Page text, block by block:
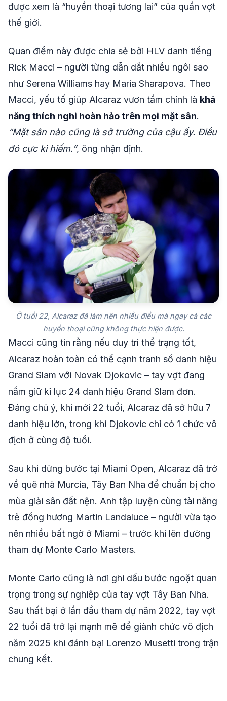
được xem là “huyền thoại tương lai” của quần vợt
thế giới.
Quan điểm này được chia sẻ bởi HLV danh tiếng
Rick Macci – người từng dẫn dắt nhiều ngôi sao
như Serena Williams hay Maria Sharapova. Theo
Macci, yếu tố giúp Alcaraz vươn tầm chính là khả
năng thích nghi hoàn hảo trên mọi mặt sân.
“Mặt sân nào cũng là sở trường của cậu ấy. Điều
đó cực kì hiếm.”, ông nhận định.
Ở tuổi 22, Alcaraz đã làm nên nhiều điều mà ngay cả các
huyền thoại cũng không thực hiện được.
Macci cũng tin rằng nếu duy trì thể trạng tốt,
Alcaraz hoàn toàn có thể cạnh tranh số danh hiệu
Grand Slam với Novak Djokovic – tay vợt đang
nắm giữ kỉ lục 24 danh hiệu Grand Slam đơn.
Đáng chú ý, khi mới 22 tuổi, Alcaraz đã sở hữu 7
danh hiệu lớn, trong khi Djokovic chỉ có 1 chức vô
địch ở cùng độ tuổi.
Sau khi dừng bước tại Miami Open, Alcaraz đã trở
về quê nhà Murcia, Tây Ban Nha để chuẩn bị cho
mùa giải sân đất nện. Anh tập luyện cùng tài năng
trẻ đồng hương Martin Landaluce – người vừa tạo
nên nhiều bất ngờ ở Miami – trước khi lên đường
tham dự Monte Carlo Masters.
Monte Carlo cũng là nơi ghi dấu bước ngoặt quan
trọng trong sự nghiệp của tay vợt Tây Ban Nha.
Sau thất bại ở lần đầu tham dự năm 2022, tay vợt
22 tuổi đã trở lại mạnh mẽ để giành chức vô địch
năm 2025 khi đánh bại Lorenzo Musetti trong trận
chung kết.